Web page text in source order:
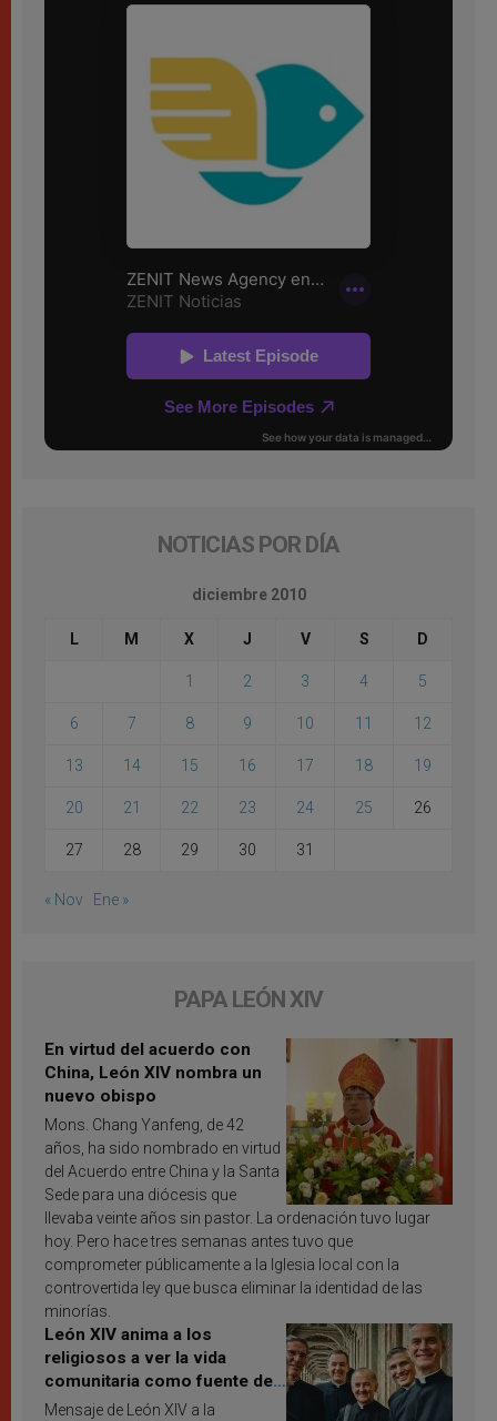
NOTICIAS POR DÍA
diciembre 2010
L M X J V S D
1 2 3 4 5
6 7 8 9 10 11 12
13 14 15 16 17 18 19
20 21 22 23 24 25 26
27 28 29 30 31
« Nov Ene »
PAPA LEÓN XIV
En virtud del acuerdo con
China, León XIV nombra un
nuevo obispo
Mons. Chang Yanfeng, de 42
años, ha sido nombrado en virtud
del Acuerdo entre China y la Santa
Sede para una diócesis que
llevaba veinte años sin pastor. La ordenación tuvo lugar
hoy. Pero hace tres semanas antes tuvo que
comprometer públicamente a la Iglesia local con la
controvertida ley que busca eliminar la identidad de las
minorías.
León XIV anima a los
religiosos a ver la vida
comunitaria como fuente de
inspiración y santificación
Mensaje de León XIV a la